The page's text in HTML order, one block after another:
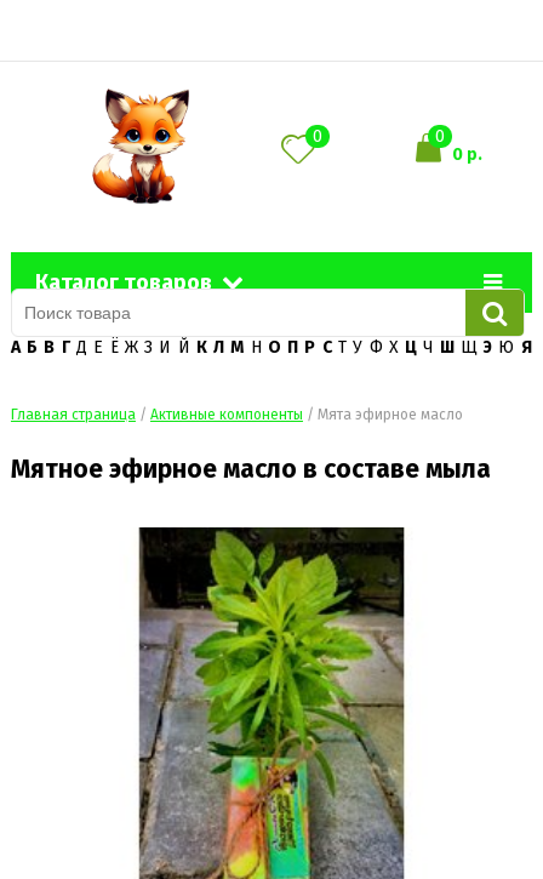
0
0
0 р.
Каталог товаров
А Б В Г Д Е Ё Ж З И Й К Л М Н О П Р С Т У Ф Х Ц Ч Ш Щ Э Ю Я
Главная страница/ Активные компоненты / Мята эфирное масло
Мятное эфирное масло в составе мыла